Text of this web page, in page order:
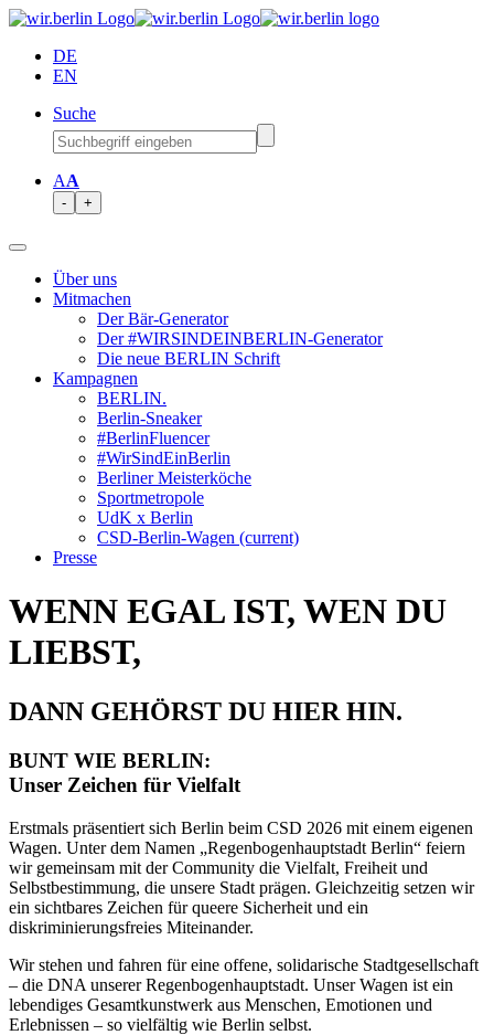
DE
EN
Suche
AA
- +
Über uns
Mitmachen
Der Bär-Generator
Der #WIRSINDEINBERLIN-Generator
Die neue BERLIN Schrift
Kampagnen
BERLIN.
Berlin-Sneaker
#BerlinFluencer
#WirSindEinBerlin
Berliner Meisterköche
Sportmetropole
UdK x Berlin
CSD-Berlin-Wagen (current)
Presse
WENN EGAL IST, WEN DU
LIEBST,
DANN GEHÖRST DU HIER HIN.
BUNT WIE BERLIN:
Unser Zeichen für Vielfalt
Erstmals präsentiert sich Berlin beim CSD 2026 mit einem eigenen
Wagen. Unter dem Namen „Regenbogenhauptstadt Berlin“ feiern
wir gemeinsam mit der Community die Vielfalt, Freiheit und
Selbstbestimmung, die unsere Stadt prägen. Gleichzeitig setzen wir
ein sichtbares Zeichen für queere Sicherheit und ein
diskriminierungsfreies Miteinander.
Wir stehen und fahren für eine offene, solidarische Stadtgesellschaft
– die DNA unserer Regenbogenhauptstadt. Unser Wagen ist ein
lebendiges Gesamtkunstwerk aus Menschen, Emotionen und
Erlebnissen – so vielfältig wie Berlin selbst.